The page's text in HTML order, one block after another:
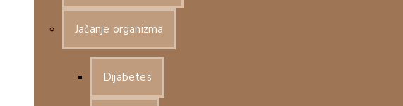
Jačanje organizma
Dijabetes